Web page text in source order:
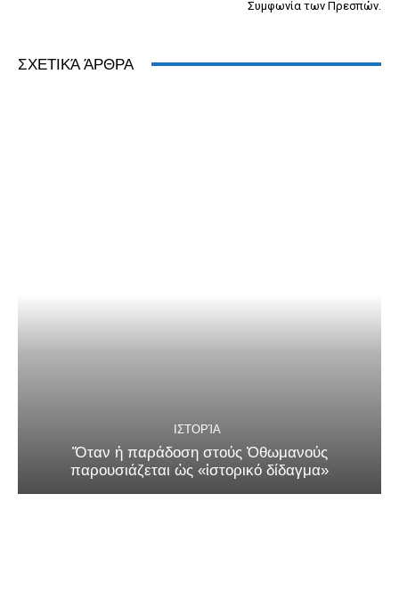
Συμφωνία των Πρεσπών.
ΣΧΕΤΙΚΆ ΆΡΘΡΑ
ΙΣΤΟΡΊΑ
Ὅταν ἡ παράδοση στούς Ὀθωμανούς
παρουσιάζεται ὡς «ἱστορικό δίδαγμα»